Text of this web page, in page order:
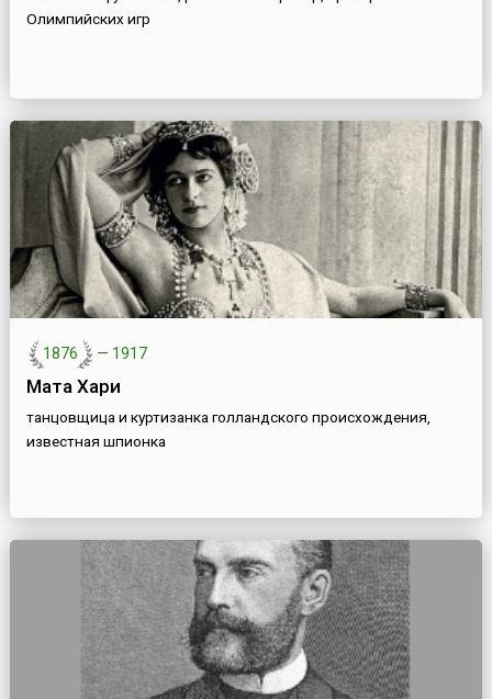
Олимпийских игр
1876 — 1917
Мата Хари
танцовщица и куртизанка голландского происхождения,
известная шпионка